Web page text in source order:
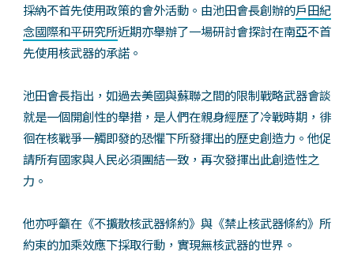
採納不首先使用政策的會外活動。由池田會長創辦的戶田紀
念國際和平研究所近期亦舉辦了一場研討會探討在南亞不首
先使用核武器的承諾。
池田會長指出，如過去美國與蘇聯之間的限制戰略武器會談
就是一個開創性的舉措，是人們在親身經歷了冷戰時期，徘
徊在核戰爭一觸即發的恐懼下所發揮出的歷史創造力。他促
請所有國家與人民必須團結一致，再次發揮出此創造性之
力。
他亦呼籲在《不擴散核武器條約》與《禁止核武器條約》所
約束的加乘效應下採取行動，實現無核武器的世界。